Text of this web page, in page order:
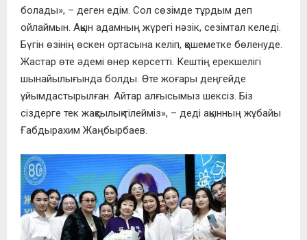
болады», – деген едім. Сол сөзімде тұрдым деп
ойлаймын. Ақын адамның жүрегі нәзік, сезімтал келеді.
Бүгін өзінің өскен ортасына келіп, қошеметке бөленуде.
Жастар өте әдемі өнер көрсетті. Кештің ерекшелігі
шынайылығында болды. Өте жоғары деңгейде
ұйымдастырылған. Айтар алғысымыз шексіз. Біз
сіздерге тек жақсылық тілейміз», – деді ақынның жұбайы
Ғабдырахим Жаңбырбаев.